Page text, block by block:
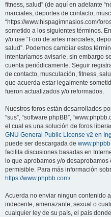
fitness, salud” (de aquí en adelante
marciales, deportes de contacto,
“https://www.hispagimnasios.com/
sometido a los siguientes términos.
y/o use “Foro de artes marciales,
salud”. Podemos cambiar estos
intentaríamos avisarle, sin embargo
cuenta periódicamente. Seguir
de contacto, musculación, fitness,
que acuerda estar legalmente
fueron actualizados y/o reformados.
Nuestros foros están desarrollados
“sus”, “software phpBB”,
el cual es una solución de foros
GNU General Public License v2 en
puede ser descargada de
facilita discusiones basadas en
lo que aprobamos y/o
permisible. Para más información
https://www.phpbb.com/.
Acuerda no enviar ningun contenido
indecente, amenazante, sexual o
cualquier ley de su país, el país